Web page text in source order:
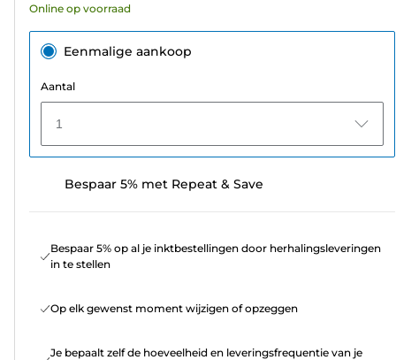
beoordelingen
Online op voorraad
Eenmalige aankoop
Aantal
1
Bespaar 5% met Repeat & Save
Bespaar 5% op al je inktbestellingen door herhalingsleveringen
in te stellen
Op elk gewenst moment wijzigen of opzeggen
Je bepaalt zelf de hoeveelheid en leveringsfrequentie van je